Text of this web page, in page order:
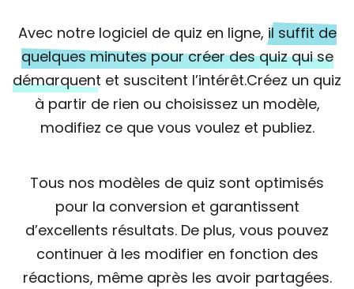
Avec notre logiciel de quiz en ligne, il suffit de
quelques minutes pour créer des quiz qui se
démarquent et suscitent l’intérêt.Créez un quiz
à partir de rien ou choisissez un modèle,
modifiez ce que vous voulez et publiez.
Tous nos modèles de quiz sont optimisés
pour la conversion et garantissent
d’excellents résultats. De plus, vous pouvez
continuer à les modifier en fonction des
réactions, même après les avoir partagées.